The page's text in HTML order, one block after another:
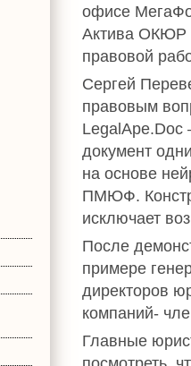
офисе
Актива ОКЮР
правовой
Сергей
правовым
LegalApe.Doc
документ
на основе
ПМЮФ.
исключает
После
примере
директоров
компаний-
Главные